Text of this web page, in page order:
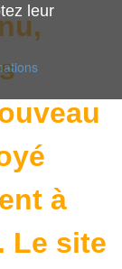
leur
à
Le site